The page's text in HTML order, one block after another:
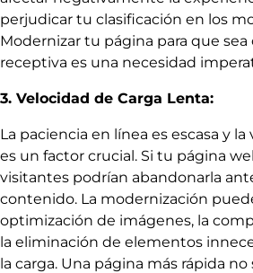
perjudicar tu clasificación en los
Modernizar tu página para que
receptiva es una necesidad
3. Velocidad de Carga Lenta:
La paciencia en línea es escasa y
es un factor crucial. Si tu página
visitantes podrían abandonarla
contenido. La modernización
optimización de imágenes, la
la eliminación de elementos
la carga. Una página más rápida no